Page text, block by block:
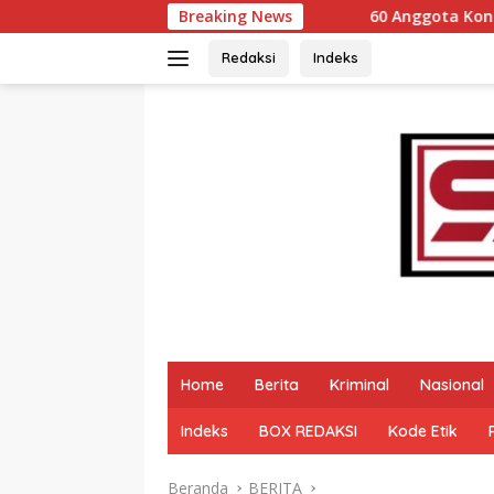
ke
Breaking News
60 Anggota Kontingen Kwarcab 0304
Redaksi Indeks
Home Berita Kriminal Nasional
Indeks BOX REDAKSI Kode Etik
Beranda BERITA